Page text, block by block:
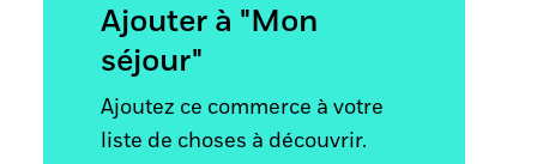
Ajouter à "Mon
séjour"
Ajoutez ce commerce à votre
liste de choses à découvrir.